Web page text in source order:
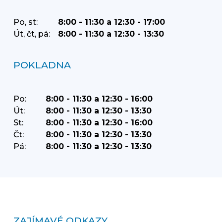
Po, st:
8:00 - 11:30 a 12:30 - 17:00
Út, čt, pá:
8:00 - 11:30 a 12:30 - 13:30
POKLADNA
Po:
8:00 - 11:30 a 12:30 - 16:00
Út:
8:00 - 11:30 a 12:30 - 13:30
St:
8:00 - 11:30 a 12:30 - 16:00
Čt:
8:00 - 11:30 a 12:30 - 13:30
Pá:
8:00 - 11:30 a 12:30 - 13:30